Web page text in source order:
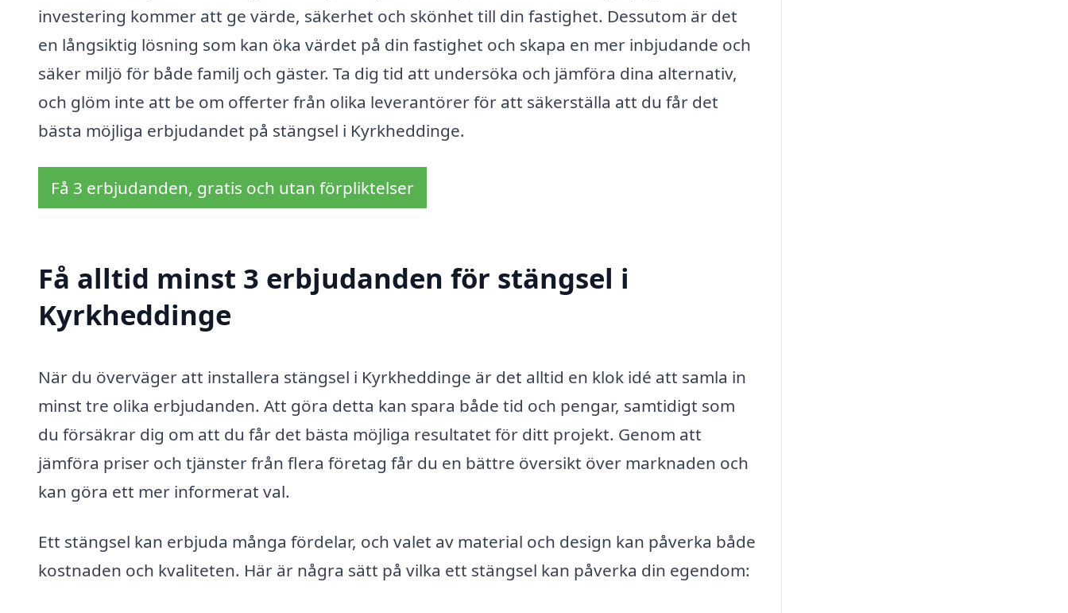
investering kommer att ge värde, säkerhet och skönhet till din fastighet. Dessutom är det
en långsiktig lösning som kan öka värdet på din fastighet och skapa en mer inbjudande och
säker miljö för både familj och gäster. Ta dig tid att undersöka och jämföra dina alternativ,
och glöm inte att be om offerter från olika leverantörer för att säkerställa att du får det
bästa möjliga erbjudandet på stängsel i Kyrkheddinge.
Få 3 erbjudanden, gratis och utan förpliktelser
Få alltid minst 3 erbjudanden för stängsel i
Kyrkheddinge
När du överväger att installera stängsel i Kyrkheddinge är det alltid en klok idé att samla in
minst tre olika erbjudanden. Att göra detta kan spara både tid och pengar, samtidigt som
du försäkrar dig om att du får det bästa möjliga resultatet för ditt projekt. Genom att
jämföra priser och tjänster från flera företag får du en bättre översikt över marknaden och
kan göra ett mer informerat val.
Ett stängsel kan erbjuda många fördelar, och valet av material och design kan påverka både
kostnaden och kvaliteten. Här är några sätt på vilka ett stängsel kan påverka din egendom: